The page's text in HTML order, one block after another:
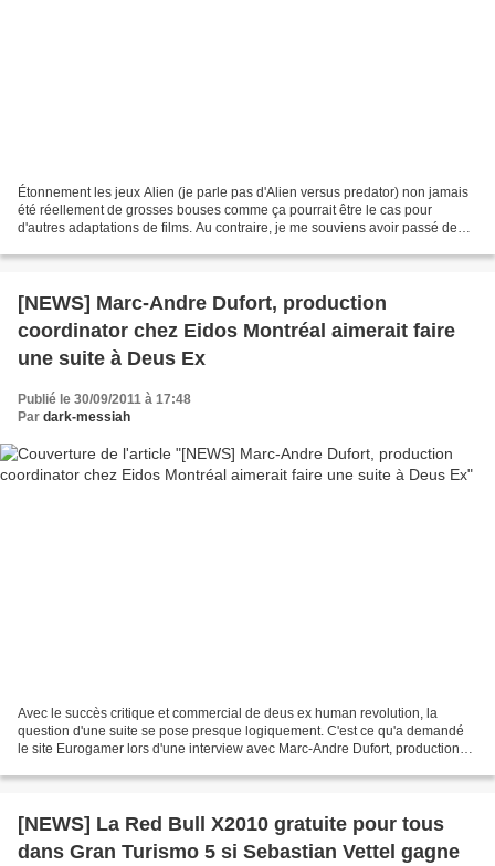
Étonnement les jeux Alien (je parle pas d'Alien versus predator) non jamais
été réellement de grosses bouses comme ça pourrait être le cas pour
d'autres adaptations de films. Au contraire, je me souviens avoir passé de
[NEWS] Marc-Andre Dufort, production
coordinator chez Eidos Montréal aimerait faire
une suite à Deus Ex
Publié le 30/09/2011 à 17:48
Par dark-messiah
Avec le succès critique et commercial de deus ex human revolution, la
question d'une suite se pose presque logiquement. C'est ce qu'a demandé
le site Eurogamer lors d'une interview avec Marc-Andre Dufort, production
[NEWS] La Red Bull X2010 gratuite pour tous
dans Gran Turismo 5 si Sebastian Vettel gagne